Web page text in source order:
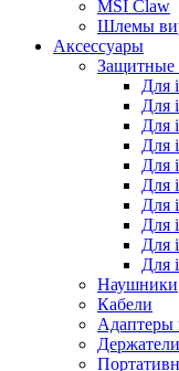
MSI Claw
Шлемы
Аксессуары
Защитные
Для
Для
Для
Для
Для
Для
Для
Для
Для
Для
Наушники
Кабели
Адаптеры